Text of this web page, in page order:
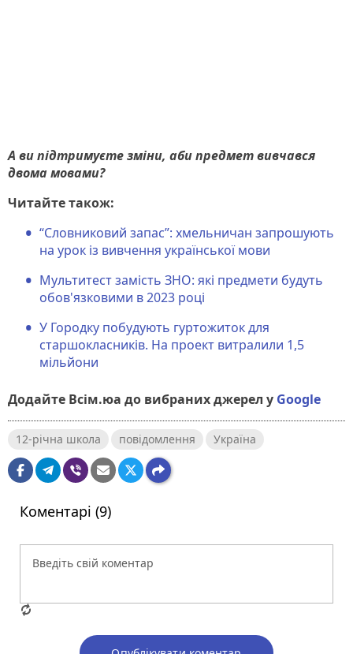
А ви підтримуєте зміни, аби предмет вивчався
двома мовами?
Читайте також:
“Словниковий запас”: хмельничан запрошують
на урок із вивчення української мови
Мультитест замість ЗНО: які предмети будуть
обов'язковими в 2023 році
У Городку побудують гуртожиток для
старшокласників. На проект витралили 1,5
мільйони
Додайте Всім.юа до вибраних джерел у Google
12-річна школа повідомлення Україна
Коментарі (9)